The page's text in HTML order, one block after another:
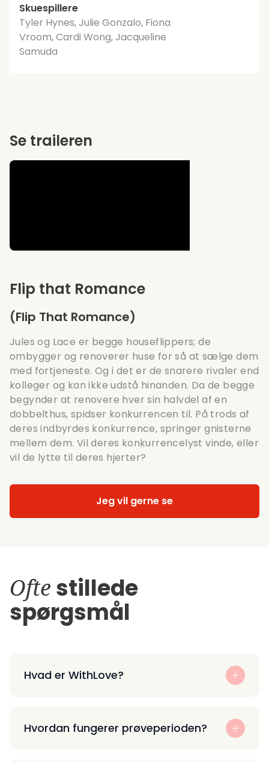
Skuespillere
Tyler Hynes, Julie Gonzalo, Fiona
Vroom, Cardi Wong, Jacqueline
Samuda
Flip that Romance
(Flip That Romance)
Jules og Lace er begge houseflippers; de
ombygger og renoverer huse for så at sælge dem
med fortjeneste. Og i det er de snarere rivaler end
kolleger og kan ikke udstå hinanden. Da de begge
begynder at renovere hver sin halvdel af en
dobbelthus, spidser konkurrencen til. På trods af
deres indbyrdes konkurrence, springer gnisterne
mellem dem. Vil deres konkurrencelyst vinde, eller
vil de lytte til deres hjerter?
Jeg vil gerne se
Se traileren
Ofte stillede
spørgsmål
Hvad er WithLove?
Hvordan fungerer prøveperioden?